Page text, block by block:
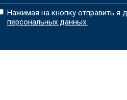
Нажимая на кнопку отправить я
персональных данных.